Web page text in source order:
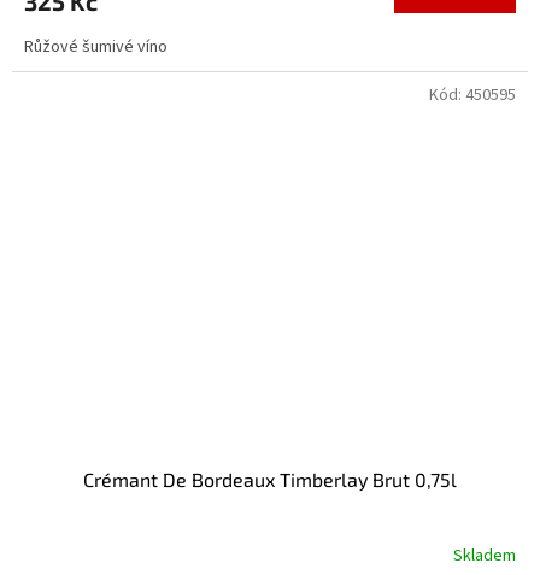
Růžové šumivé víno
Crémant De Bordeaux Timberlay Brut 0,75l
Skladem
Kód: 450595